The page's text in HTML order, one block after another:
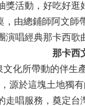
活動，好吃好逛
由總鋪師阿文師
唱經典那卡西
那卡西
所帶動的伴生
源於這塊土地獨
走唱服務，奠定